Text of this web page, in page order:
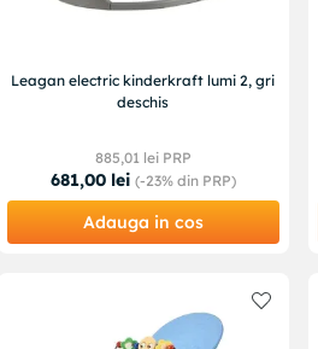
Leagan electric kinderkraft lumi 2, gri
deschis
885,01lei PRP
681,00 lei (-23%din PRP)
Adauga in cos